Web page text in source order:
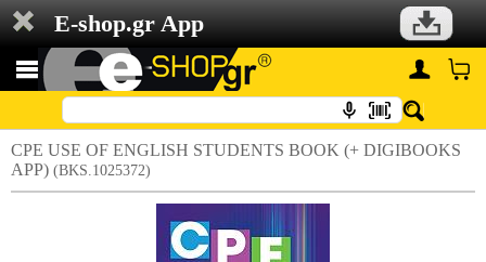
E-shop.gr App
CPE USE OF ENGLISH STUDENTS BOOK (+ DIGIBOOKS
APP) (BKS.1025372)